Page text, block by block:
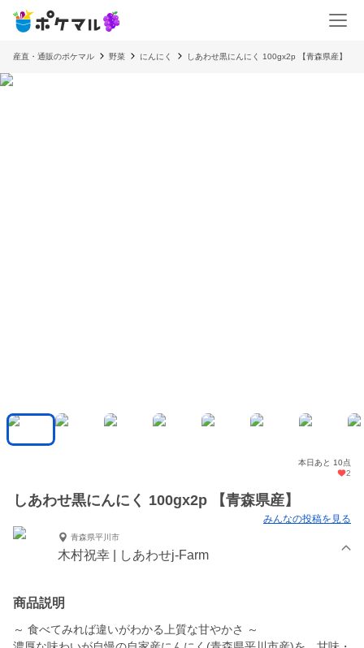
産直・通販のポケマル 野菜 にんにく しあわせ黒にんにく 100gx2p 【青森県産】
本日あと 10点
2
しあわせ黒にんにく 100gx2p 【青森県産】
みんなの投稿を見る
青森県平川市
木村祝幸 | しあわせj-Farm
商品説明
～ 食べてみれば違いがわかる上質な甘やかさ ～